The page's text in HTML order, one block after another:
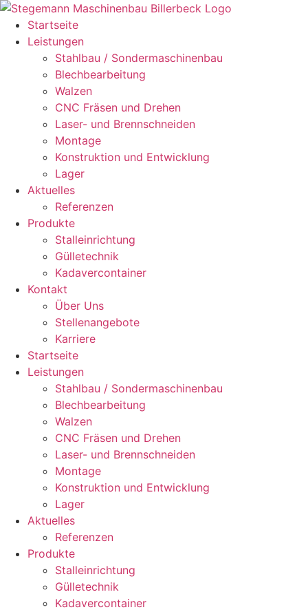
Zum
Inhalt
springen
Startseite
Leistungen
Stahlbau / Sondermaschinenbau
Blechbearbeitung
Walzen
CNC Fräsen und Drehen
Laser- und Brennschneiden
Montage
Konstruktion und Entwicklung
Lager
Aktuelles
Referenzen
Produkte
Stalleinrichtung
Gülletechnik
Kadavercontainer
Kontakt
Über Uns
Stellenangebote
Karriere
Startseite
Leistungen
Stahlbau / Sondermaschinenbau
Blechbearbeitung
Walzen
CNC Fräsen und Drehen
Laser- und Brennschneiden
Montage
Konstruktion und Entwicklung
Lager
Aktuelles
Referenzen
Produkte
Stalleinrichtung
Gülletechnik
Kadavercontainer